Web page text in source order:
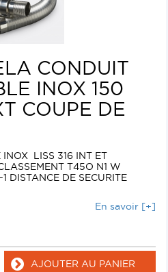
CONDUIT
INOX 150
COUPE DE
LISS 316 INT ET
T45O N1 W
DISTANCE DE SECURITE
En savoir [+]
AJOUTER AU PANIER